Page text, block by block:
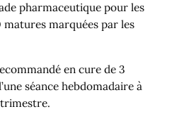
pharmaceutique pour les
marquées par les
en cure de 3
séance hebdomadaire à